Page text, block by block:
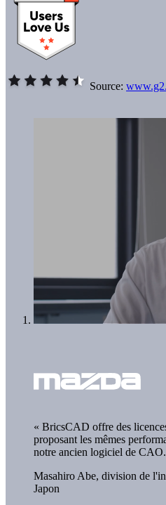
Source:
« BricsCAD offre des
proposant les mêmes
notre ancien logiciel de
Masahiro Abe, division de
Japon